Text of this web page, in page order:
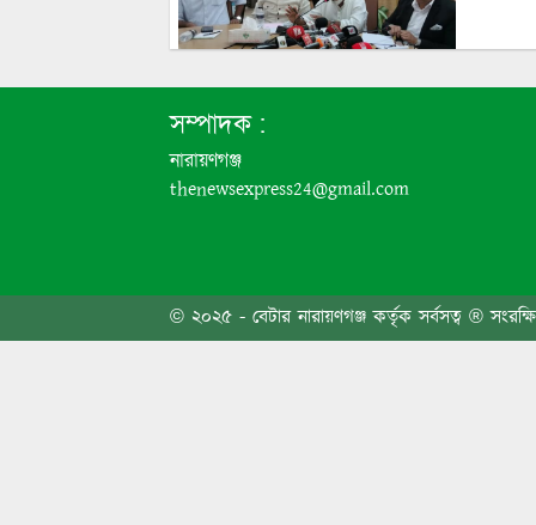
সম্পাদক :
নারায়ণগঞ্জ
thenewsexpress24@gmail.com
© ২০২৫ - বেটার নারায়ণগঞ্জ কর্তৃক সর্বসত্ব ®